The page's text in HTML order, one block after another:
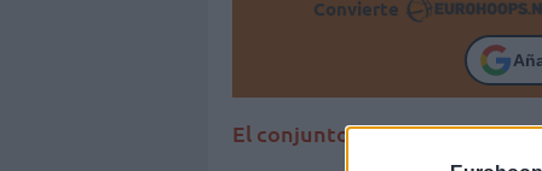
Convierte
El conjunto taronja avanza